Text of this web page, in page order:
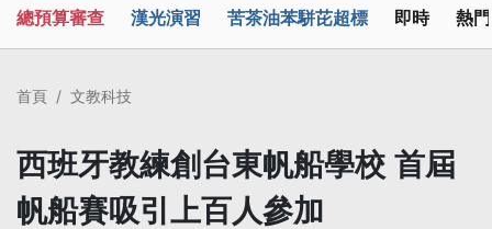
總預算審查 漢光演習 苦茶油苯駢芘超標 即時 熱
首頁 文教科技
西班牙教練創台東帆船學校 首屆
帆船賽吸引上百人參加